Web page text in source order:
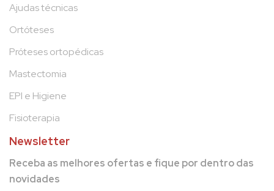
Ajudas técnicas
Ortóteses
Próteses ortopédicas
Mastectomia
EPI e Higiene
Fisioterapia
Newsletter
Receba as melhores ofertas e fique por dentro das
novidades